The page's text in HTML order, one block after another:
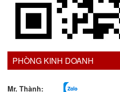
PHÒNG KINH DOANH
Mr. Thành: